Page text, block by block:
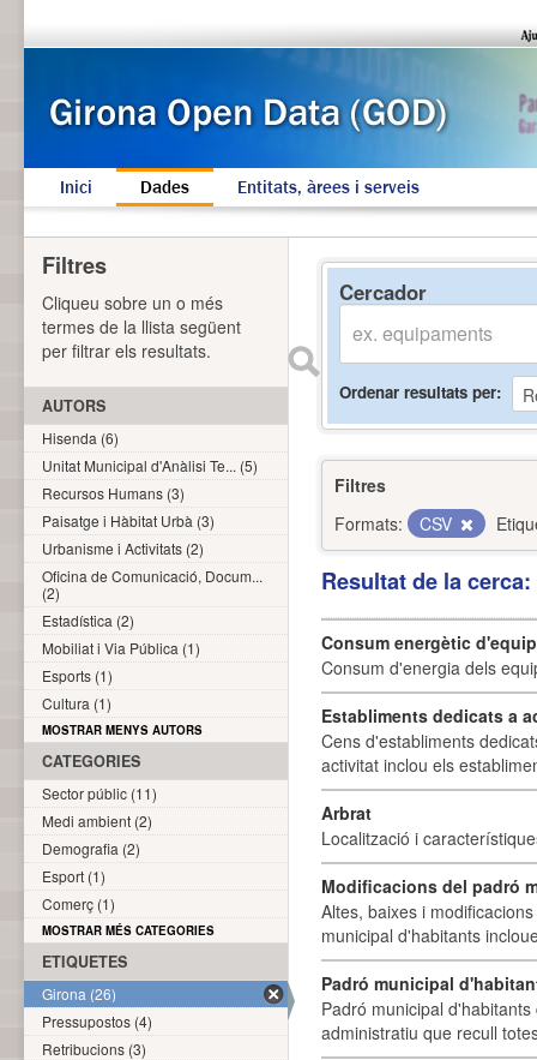
Inici Dades Entitats, àrees i serveis
Cercador
Ordenar resultats per
Filtres
Formats:
CSV
Resultat de la
Consum energètic
Consum d'energia dels
Establiments dedicats a
Cens d'establiments
activitat inclou els
Arbrat
Localització i
Modificacions del padró
Altes, baixes i
municipal d'habitants
Padró municipal
Padró municipal
administratiu que recull
Filtres
Cliqueu sobre un o més
termes de la llista següent
per filtrar els resultats.
AUTORS
Hisenda (6)
Unitat Municipal d'Anàlisi Te... (5)
Recursos Humans (3)
Paisatge i Hàbitat Urbà (3)
Urbanisme i Activitats (2)
Oficina de Comunicació, Docum...
(2)
Estadística (2)
Mobiliat i Via Pública (1)
Esports (1)
Cultura (1)
MOSTRAR MENYS AUTORS
CATEGORIES
Sector públic (11)
Medi ambient (2)
Demografia (2)
Esport (1)
Comerç (1)
MOSTRAR MÉS CATEGORIES
ETIQUETES
Girona (26)
Pressupostos (4)
Retribucions (3)